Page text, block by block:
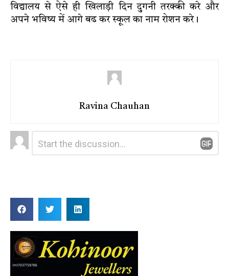
विद्यालय से ऐसे ही खिलाड़ी दिन दुगनी तरक्की करे और
अपने भविष्य में आगे बढ कर स्कूल का नाम रोशन करे।
Ravina Chauhan
Leave
a
Comment